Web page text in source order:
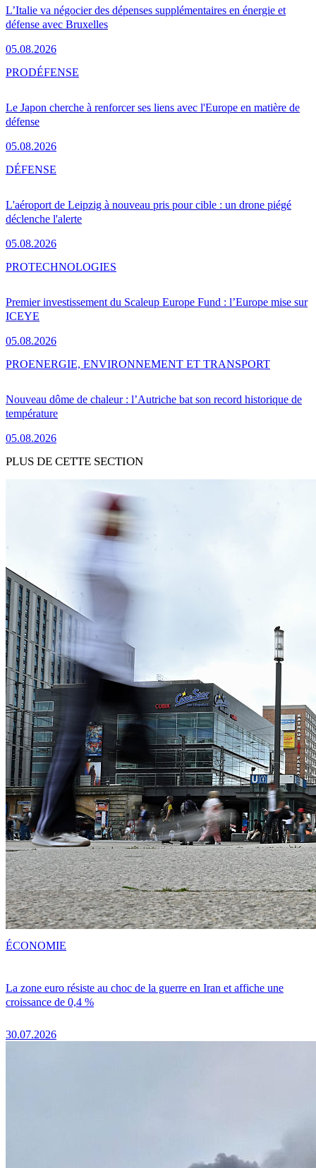
L’Italie va négocier des dépenses supplémentaires en énergie et
défense avec Bruxelles
05.08.2026
Le Japon cherche à renforcer ses liens avec l'Europe en matière de
défense
05.08.2026
PRODÉFENSE
L'aéroport de Leipzig à nouveau pris pour cible : un drone piégé
déclenche l'alerte
05.08.2026
DÉFENSE
Premier investissement du Scaleup Europe Fund : l’Europe mise sur
ICEYE
05.08.2026
PROTECHNOLOGIES
Nouveau dôme de chaleur : l’Autriche bat son record historique de
température
05.08.2026
PROENERGIE, ENVIRONNEMENT ET TRANSPORT
PLUS DE CETTE SECTION
La zone euro résiste au choc de la guerre en Iran et affiche une
croissance de 0,4 %
30.07.2026
ÉCONOMIE